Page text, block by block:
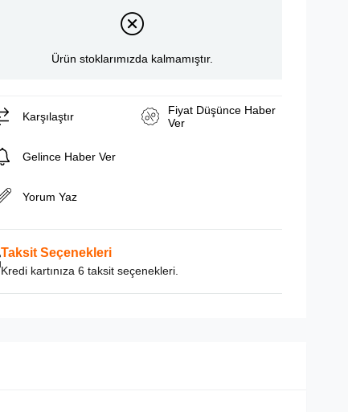
Ürün stoklarımızda kalmamıştır.
Karşılaştır
Fiyat Düşünce Haber
Ver
Gelince Haber Ver
Yorum Yaz
Taksit Seçenekleri
Kredi kartınıza 6 taksit seçenekleri.